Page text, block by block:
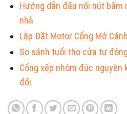
Hướng dẫn đấu nối nút
nhà
Lắp Đặt Motor Cổng Mở
So sánh tuổi thọ cửa tự
Cổng xếp nhôm đúc
đối